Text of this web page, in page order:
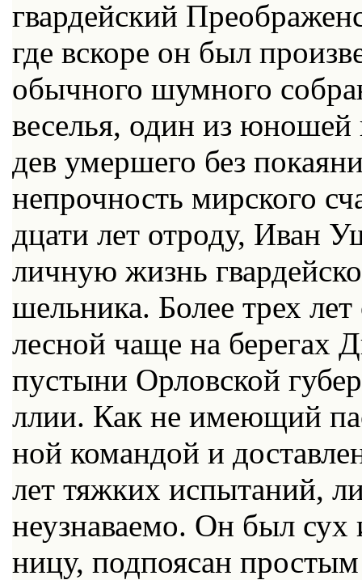
гвар­дей­ский
где вско­ре он был
обыч­но­го шум­но­го
ве­се­лья, один из
дев умер­ше­го без
непроч­ность мир­ско­го
дца­ти лет от­ро­ду, Иван
лич­ную жизнь
шель­ни­ка. Бо­лее трех
лес­ной ча­ще на бе­ре­гах
пу­сты­ни Ор­лов­ской
ллии. Как не име­ю­щий
ной ко­ман­дой и
лет тяж­ких ис­пы­та­ний,
неузна­ва­е­мо. Он был сух
ни­цу, под­по­я­сан